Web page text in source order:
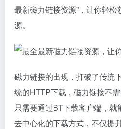
最新磁力链接资源”，让你轻
源。
磁力链接的出现，打破了传统
统的HTTP下载， 磁力链接不
只需要通过BT下载客户端，就
去中心化的下载方式，不仅提